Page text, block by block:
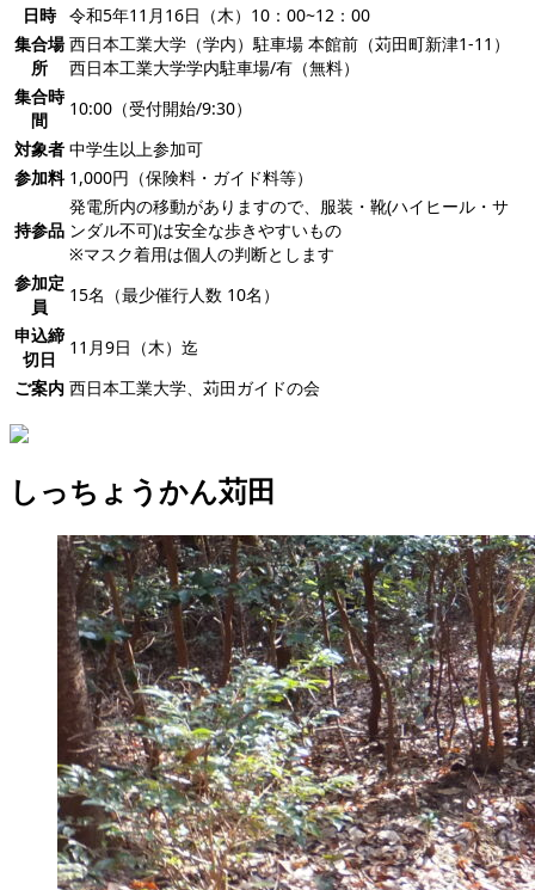
日時
令和5年11月16日（木）10：00~12：00
集合場
所
西日本工業大学（学内）駐車場 本館前（苅田町新津1-11）
西日本工業大学学内駐車場/有（無料）
集合時
間
10:00（受付開始/9:30）
対象者 中学生以上参加可
参加料 1,000円（保険料・ガイド料等）
持参品
発電所内の移動がありますので、服装・靴(ハイヒール・サ
ンダル不可)は安全な歩きやすいもの
※マスク着用は個人の判断とします
参加定
員
15名（最少催行人数 10名）
申込締
切日
11月9日（木）迄
ご案内 西日本工業大学、苅田ガイドの会
しっちょうかん苅田